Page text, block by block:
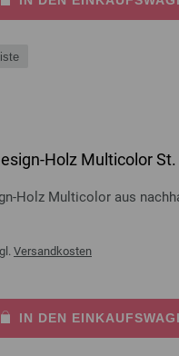
Holz Multicolor
Holz Multicolor aus
Versandkosten
IN DEN